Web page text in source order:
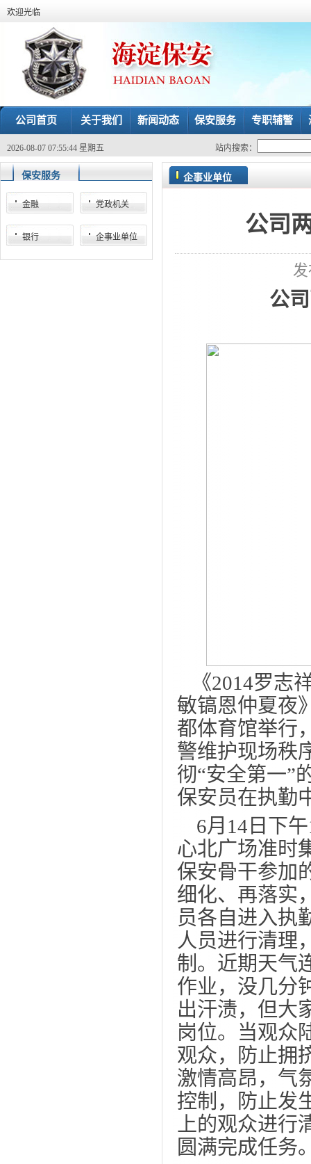
欢迎光临
公司首页 关于我们 新闻动态 保安服务 专职辅警
2026-08-07 07:55:44 星期五 站内搜索：
保安服务
金融 党政机关
银行 企事业单位
企事业单位
公司
公
《2014罗志
敏镐恩仲夏夜
都体育馆举行
警维护现场秩
彻“安全第一”
保安员在执勤
6月 14 日下午
心北广场准时
保安骨干参加
细化、再落实
员各自进入执
人员进行清理
制。近期天气
作业，没几分
出汗渍，但大
岗位。当观众
观众，防止拥
激情高昂，气
控制，防止发
上的观众进行
圆满完成任务